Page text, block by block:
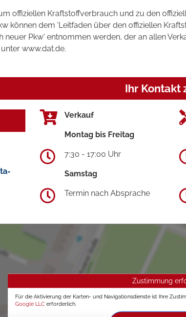
offiziellen Kraftstoffverbrauch und zu den
können dem 'Leitfaden über den offiziellen
neuer Pkw' entnommen werden, der an allen
www.dat.de.
Ihr Kontakt
Verkauf
Montag bis Freitag
7:30 - 17:00 Uhr
Samstag
Termin nach Absprache
Zustimmung
Für die Aktivierung der Karten- und Navigationsdienste ist Ihre
Google LLC erforderlich.